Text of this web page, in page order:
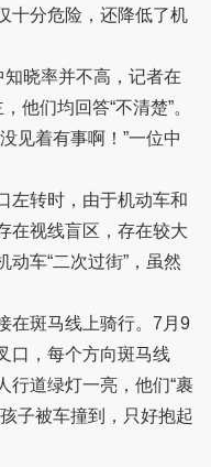
十分危险，还降低了机
知晓率并不高，记者在
他们均回答“不清楚”。
见着有事啊！”一位中
左转时，由于机动车和
在视线盲区，存在较大
车“二次过街”，虽然
在斑马线上骑行。7月9
口，每个方向斑马线
行道绿灯一亮，他们“裹
子被车撞到，只好抱起